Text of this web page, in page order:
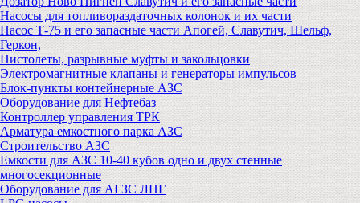
Насосы для топливораздаточных колонок и их части
Насос Т-75 и его запасные части Апогей, Славутич, Шельф,
Геркон,
Пистолеты, разрывные муфты и закольцовки
Электромагнитные клапаны и генераторы импульсов
Блок-пункты контейнерные АЗС
Оборудование для Нефтебаз
Контроллер управления ТРК
Арматура емкостного парка АЗС
Строительство АЗС
Емкости для АЗС 10-40 кубов одно и двух стенные
многосекционные
Оборудование для АГЗС ЛПГ